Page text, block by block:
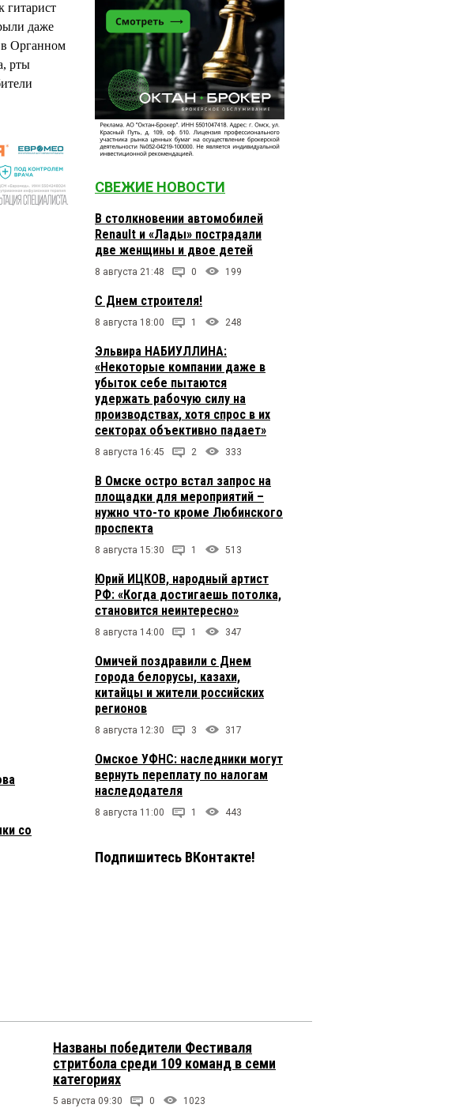
гитарист
даже
Органном
рты
со
СВЕЖИЕ НОВОСТИ
В столкновении автомобилей
Renault и «Лады» пострадали
две женщины и двое детей
8 августа 21:48 0 199
С Днем строителя!
8 августа 18:00 1 248
Эльвира НАБИУЛЛИНА:
«Некоторые компании даже в
убыток себе пытаются
удержать рабочую силу на
производствах, хотя спрос в их
секторах объективно падает»
8 августа 16:45 2 333
В Омске остро встал запрос на
площадки для мероприятий –
нужно что-то кроме Любинского
проспекта
8 августа 15:30 1 513
Юрий ИЦКОВ, народный артист
РФ: «Когда достигаешь потолка,
становится неинтересно»
8 августа 14:00 1 347
Омичей поздравили с Днем
города белорусы, казахи,
китайцы и жители российских
регионов
8 августа 12:30 3 317
Омское УФНС: наследники могут
вернуть переплату по налогам
наследодателя
8 августа 11:00 1 443
Подпишитесь ВКонтакте!
Названы победители Фестиваля
стритбола среди 109 команд в семи
категориях
5 августа 09:30 0 1023